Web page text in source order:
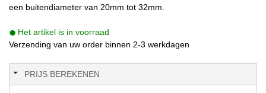
een buitendiameter van 20mm tot 32mm.
Het artikel is in voorraad
Verzending van uw order binnen 2-3 werkdagen
PRIJS BEREKENEN